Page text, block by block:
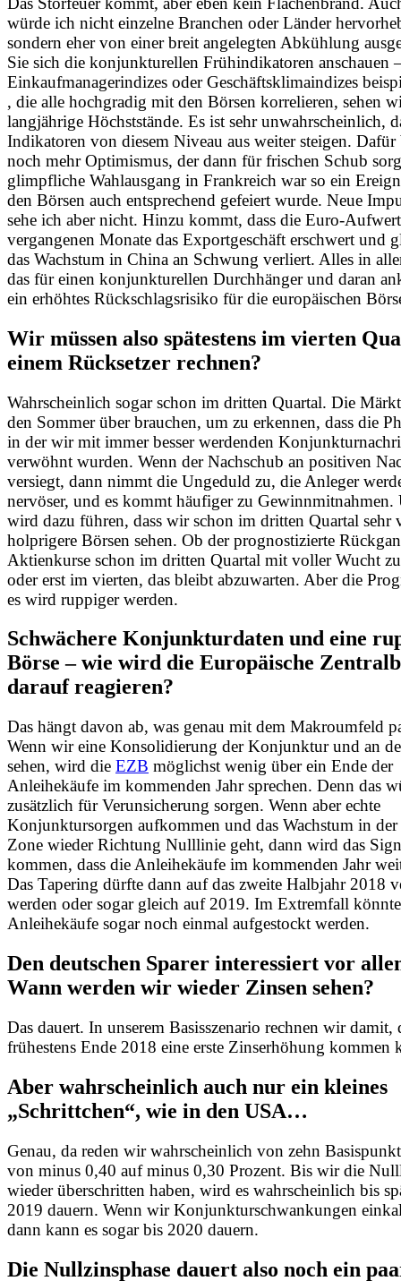
würde ich nicht einzelne Branchen oder Länder
sondern eher von einer breit angelegten Abkühlung
Sie sich die konjunkturellen Frühindikatoren anschauen
Einkaufmanagerindizes oder Geschäftsklimaindizes
, die alle hochgradig mit den Börsen korrelieren, sehen
langjährige Höchststände. Es ist sehr unwahrscheinlich,
Indikatoren von diesem Niveau aus weiter steigen. Dafür
noch mehr Optimismus, der dann für frischen Schub
glimpfliche Wahlausgang in Frankreich war so ein
den Börsen auch entsprechend gefeiert wurde. Neue
sehe ich aber nicht. Hinzu kommt, dass die Euro-
vergangenen Monate das Exportgeschäft erschwert und
das Wachstum in China an Schwung verliert. Alles in
das für einen konjunkturellen Durchhänger und daran
ein erhöhtes Rückschlagsrisiko für die europäischen
Wir müssen also spätestens im vierten
einem Rücksetzer rechnen?
Wahrscheinlich sogar schon im dritten Quartal. Die
den Sommer über brauchen, um zu erkennen, dass die
in der wir mit immer besser werdenden
verwöhnt wurden. Wenn der Nachschub an positiven
versiegt, dann nimmt die Ungeduld zu, die Anleger
nervöser, und es kommt häufiger zu Gewinnmitnahmen.
wird dazu führen, dass wir schon im dritten Quartal sehr
holprigere Börsen sehen. Ob der prognostizierte
Aktienkurse schon im dritten Quartal mit voller Wucht
oder erst im vierten, das bleibt abzuwarten. Aber die
es wird ruppiger werden.
Schwächere Konjunkturdaten und eine
Börse – wie wird die Europäische
darauf reagieren?
Das hängt davon ab, was genau mit dem Makroumfeld
Wenn wir eine Konsolidierung der Konjunktur und an
sehen, wird die EZB möglichst wenig über ein Ende der
Anleihekäufe im kommenden Jahr sprechen. Denn das
zusätzlich für Verunsicherung sorgen. Wenn aber echte
Konjunktursorgen aufkommen und das Wachstum in
Zone wieder Richtung Nulllinie geht, dann wird das
kommen, dass die Anleihekäufe im kommenden Jahr
Das Tapering dürfte dann auf das zweite Halbjahr 2018
werden oder sogar gleich auf 2019. Im Extremfall
Anleihekäufe sogar noch einmal aufgestockt werden.
Den deutschen Sparer interessiert vor
Wann werden wir wieder Zinsen sehen?
Das dauert. In unserem Basisszenario rechnen wir damit,
frühestens Ende 2018 eine erste Zinserhöhung kommen
Aber wahrscheinlich auch nur ein kleines
„Schrittchen“, wie in den USA…
Genau, da reden wir wahrscheinlich von zehn
von minus 0,40 auf minus 0,30 Prozent. Bis wir die
wieder überschritten haben, wird es wahrscheinlich bis
2019 dauern. Wenn wir Konjunkturschwankungen
dann kann es sogar bis 2020 dauern.
Die Nullzinsphase dauert also noch ein